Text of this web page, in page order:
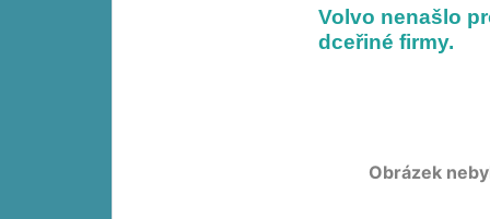
Volvo nenašlo
dceřiné firmy.
Obrázek